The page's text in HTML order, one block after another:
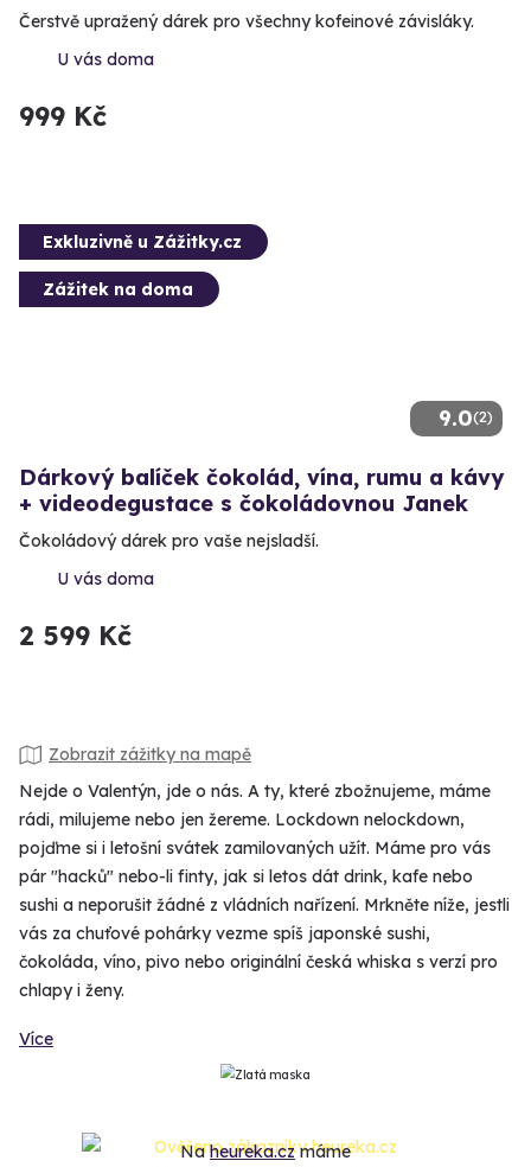
Čerstvě upražený dárek pro všechny kofeinové závisláky.
U vás doma
999 Kč
9.0(2)
Exkluzivně u Zážitky.cz
Zážitek na doma
Dárkový balíček čokolád, vína, rumu a kávy
+ videodegustace s čokoládovnou Janek
Čokoládový dárek pro vaše nejsladší.
U vás doma
2 599 Kč
Zobrazit zážitky na mapě
Nejde o Valentýn, jde o nás. A ty, které zbožnujeme, máme
rádi, milujeme nebo jen žereme. Lockdown nelockdown,
pojďme si i letošní svátek zamilovaných užít. Máme pro vás
pár "hacků" nebo-li finty, jak si letos dát drink, kafe nebo
sushi a neporušit žádné z vládních nařízení. Mrkněte níže, jestli
vás za chuťové pohárky vezme spíš japonské sushi,
čokoláda, víno, pivo nebo originální česká whiska s verzí pro
chlapy i ženy.
Více
Naheureka.czmáme